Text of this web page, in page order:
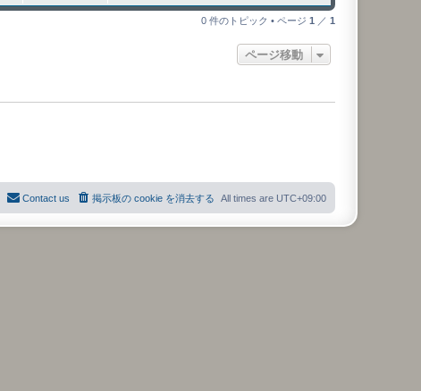
0 件のトピック • ページ 1 ／ 1
ページ移動
All times are UTC+09:00
掲示板の cookie を消去する
Contact us